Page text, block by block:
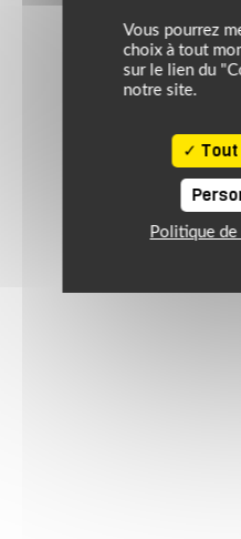
Vous pourrez
choix à tout
sur le lien du
notre site.
Politique